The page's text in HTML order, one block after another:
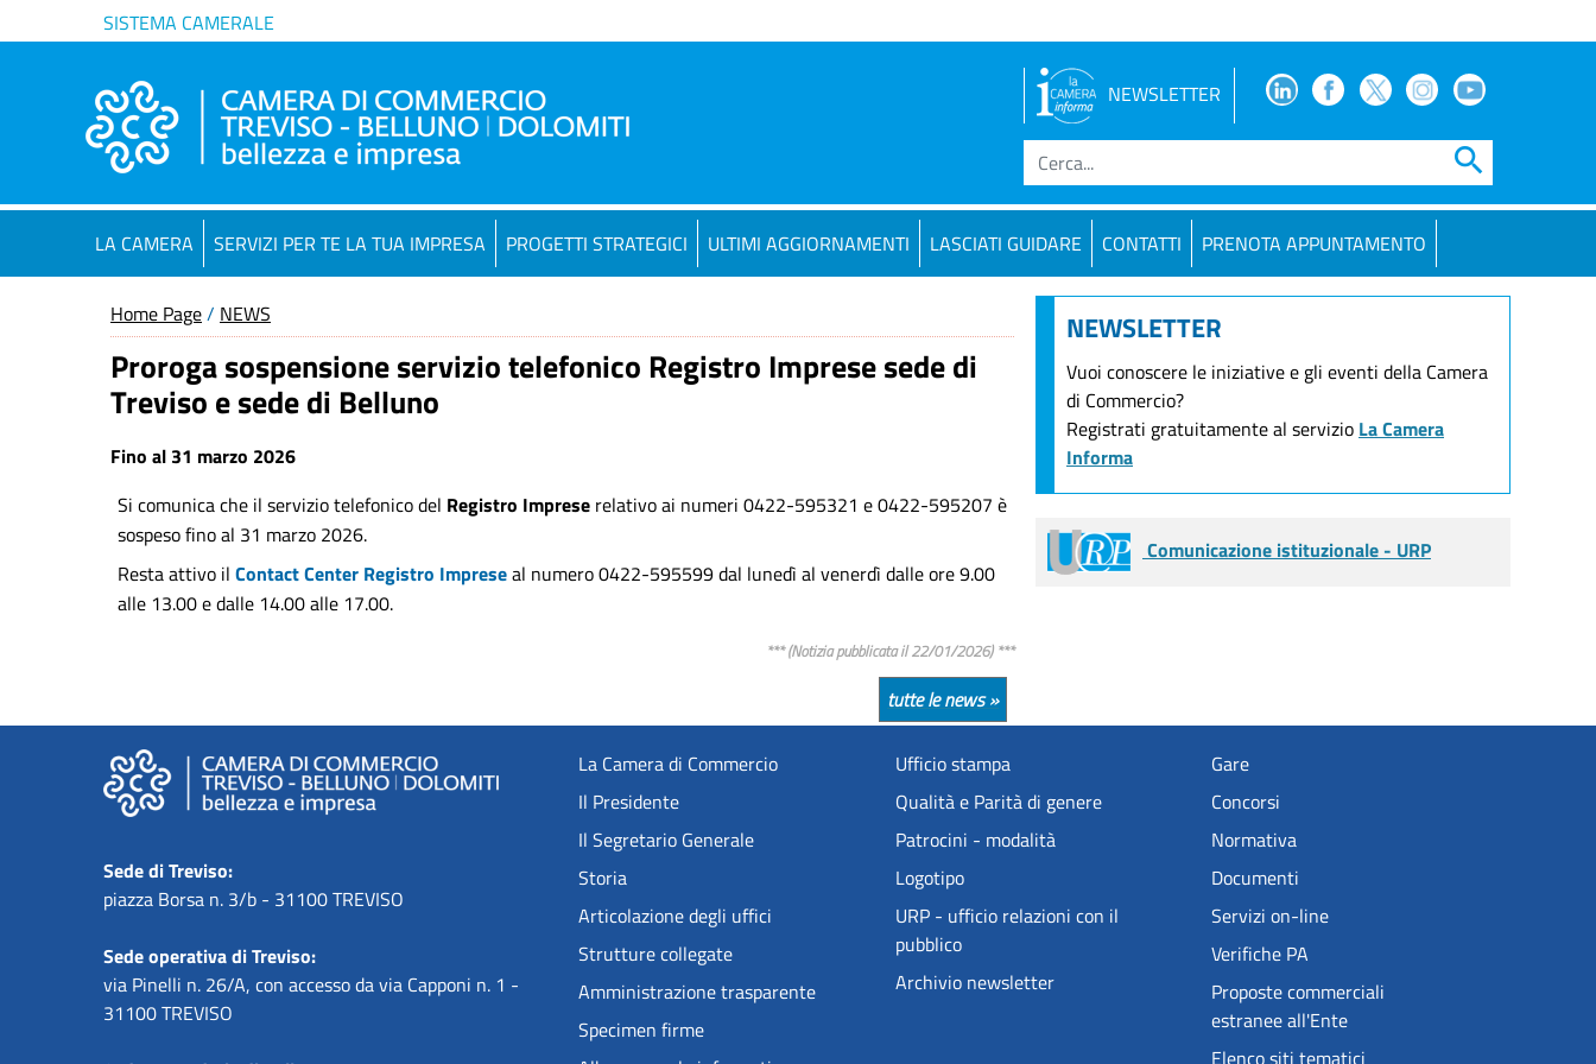
SISTEMA CAMERALE
NEWSLETTER FacebookFacebook
TwitterInstagramYoutube
search
LA CAMERA SERVIZI PER TE LA TUA IMPRESA PROGETTI STRATEGICI ULTIMI AGGIORNAMENTI LASCIATI GUIDARE CONTATTI PRENOTA APPUNTAMENTO
Home Page/ NEWS
Proroga sospensione servizio telefonico Registro Imprese sede di
Treviso e sede di Belluno
Fino al 31 marzo 2026
Si comunica che il servizio telefonico del Registro Imprese relativo ai numeri 0422-595321 e 0422-595207 è
sospeso fino al 31 marzo 2026.
Resta attivo il Contact Center Registro Impreseal numero 0422-595599 dal lunedì al venerdì dalle ore 9.00
alle 13.00 e dalle 14.00 alle 17.00.
*** (Notizia pubblicata il 22/01/2026) ***
tutte le news »
NEWSLETTER
Vuoi conoscere le iniziative e gli eventi della Camera
di Commercio?
Registrati gratuitamente al servizio La Camera
Informa
Comunicazione istituzionale - URP
Sede di Treviso:
piazza Borsa n. 3/b - 31100 TREVISO
Sede operativa di Treviso:
via Pinelli n. 26/A, con accesso da via Capponi n. 1 -
31100 TREVISO
La Camera di Commercio
Il Presidente
Il Segretario Generale
Storia
Articolazione degli uffici
Strutture collegate
Amministrazione trasparente
Specimen firme
Ufficio stampa
Qualità e Parità di genere
Patrocini - modalità
Logotipo
URP - ufficio relazioni con il
pubblico
Archivio newsletter
Gare
Concorsi
Normativa
Documenti
Servizi on-line
Verifiche PA
Proposte commerciali
estranee all'Ente
Elenco siti tematici